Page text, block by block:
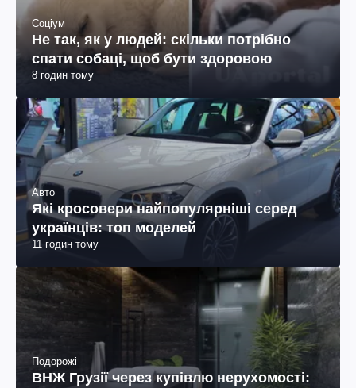
Соціум
Не так, як у людей: скільки потрібно
спати собаці, щоб бути здоровою
8 годин тому
Авто
Які кросовери найпопулярніші серед
українців: топ моделей
11 годин тому
Подорожі
ВНЖ Грузії через купівлю нерухомості: